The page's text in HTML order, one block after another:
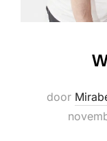
door